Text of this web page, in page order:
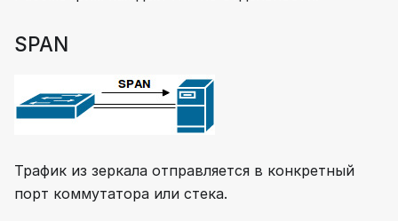
SPAN
Трафик из зеркала отправляется в конкретный
порт коммутатора или стека.